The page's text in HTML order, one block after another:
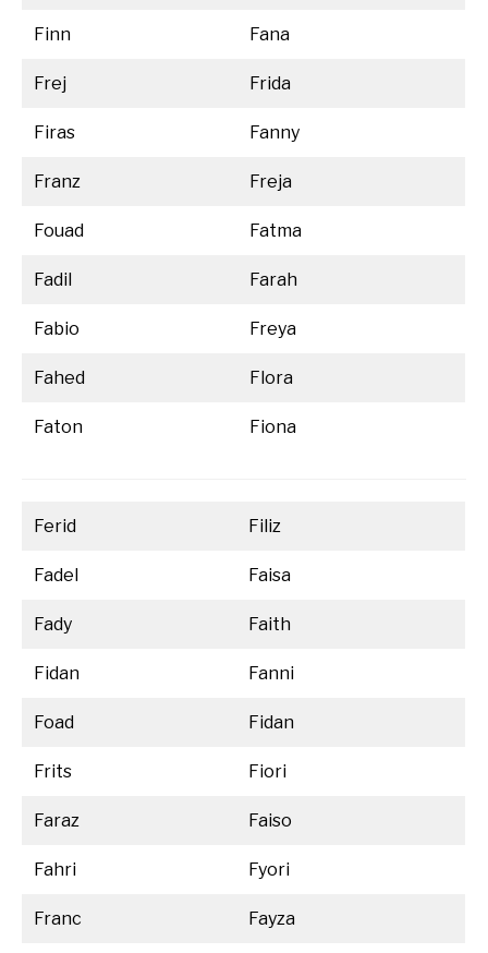
Finn Fana
Frej Frida
Firas Fanny
Franz Freja
Fouad Fatma
Fadil Farah
Fabio Freya
Fahed Flora
Faton Fiona
Ferid Filiz
Fadel Faisa
Fady Faith
Fidan Fanni
Foad Fidan
Frits Fiori
Faraz Faiso
Fahri Fyori
Franc Fayza